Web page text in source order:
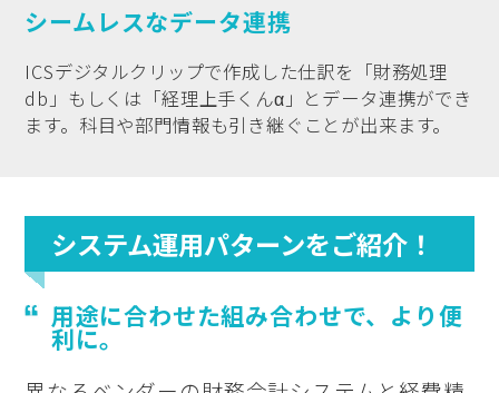
シームレスなデータ連携
ICSデジタルクリップで作成した仕訳を「財務処理
db」もしくは「経理上手くんα」とデータ連携ができ
ます。科目や部門情報も引き継ぐことが出来ます。
システム運用パターンをご紹介！
用途に合わせた組み合わせで、より便
利に。